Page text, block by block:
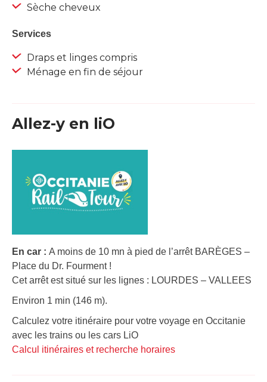
Sèche cheveux
Services
Draps et linges compris
Ménage en fin de séjour
Allez-y en liO
En car : A moins de 10 mn à pied de l’arrêt BARÈGES –
Place du Dr. Fourment !
Cet arrêt est situé sur les lignes : LOURDES – VALLEES
Environ 1 min (146 m).
Calculez votre itinéraire pour votre voyage en Occitanie
avec les trains ou les cars LiO
Calcul itinéraires et recherche horaires